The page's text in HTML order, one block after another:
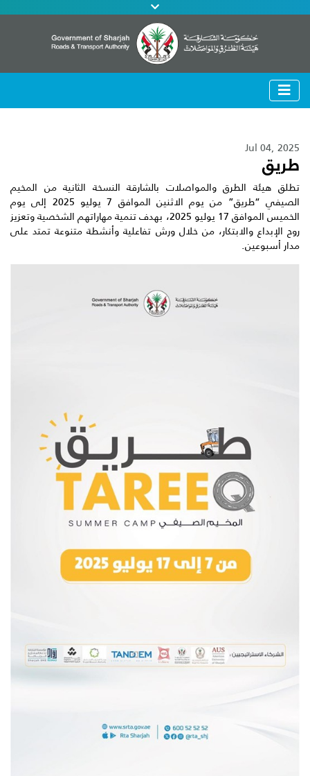
Jul 04, 2025
طريق
تطلق هيئة الطرق والمواصلات بالشارقة النسخة الثانية من المخيم
الصيفي “طريق” من يوم الاثنين الموافق 7 يوليو 2025 إلى يوم
الخميس الموافق 17 يوليو 2025، بهدف تنمية مهاراتهم الشخصية وتعزيز
روح الإبداع والابتكار، من خلال ورش تفاعلية وأنشطة متنوعة تمتد على
مدار أسبوعين.